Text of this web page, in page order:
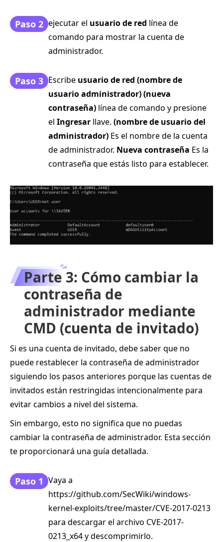
Paso 2 ejecutar el usuario de red línea de
comando para mostrar la cuenta de
administrador.
Paso 3 Escribe usuario de red (nombre de
usuario administrador) (nueva
contraseña) línea de comando y presione
el Ingresar llave. (nombre de usuario del
administrador) Es el nombre de la cuenta
de administrador. Nueva contraseña Es la
contraseña que estás listo para establecer.
Parte 3: Cómo cambiar la
contraseña de
administrador mediante
CMD (cuenta de invitado)
Si es una cuenta de invitado, debe saber que no
puede restablecer la contraseña de administrador
siguiendo los pasos anteriores porque las cuentas de
invitados están restringidas intencionalmente para
evitar cambios a nivel del sistema.
Sin embargo, esto no significa que no puedas
cambiar la contraseña de administrador. Esta sección
te proporcionará una guía detallada.
Paso 1 Vaya a
https://github.com/SecWiki/windows-
kernel-exploits/tree/master/CVE-2017-0213
para descargar el archivo CVE-2017-
0213_x64 y descomprimirlo.